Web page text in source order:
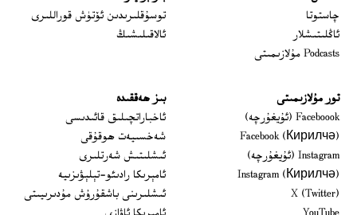
چاستوتا
ئاڭلىتىشلار
Podcasts مۇلازىمىتى
توسۇقلىرىدىن ئۆتۈش قوراللىرى
ئالاقىلىشىڭ
تور مۇلازىمىتى
Faceboook (ئۇيغۇرچە)
Opens in new window
Facebook (Кирилчә)
Opens in new window
Instagram (ئۇيغۇرچە)
Opens in new window
Instagram (Кирилчә)
Opens in new window
X (Twitter)
بىز ھەققىدە
ئاخباراتچىلىق قائىدىسى
شەخسىيەت ھوقۇقى
ئىشلىتىش شەرتلىرى
ئامېرىكا رادىئو-تېلېۋىزىيە
ئىشلىرىنى باشقۇرۇش مۇدىرىيىتى